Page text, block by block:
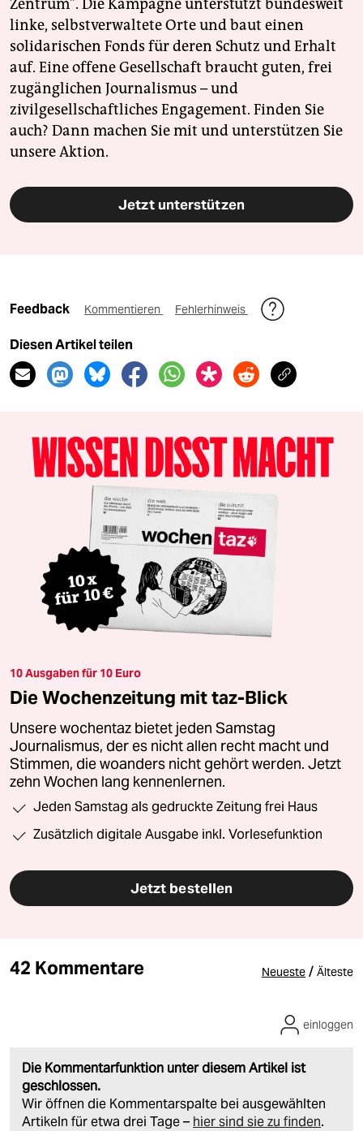
Zentrum". Die Kampagne unterstützt bundesweit
linke, selbstverwaltete Orte und baut einen
solidarischen Fonds für deren Schutz und Erhalt
auf. Eine offene Gesellschaft braucht guten, frei
zugänglichen Journalismus – und
zivilgesellschaftliches Engagement. Finden Sie
auch? Dann machen Sie mit und unterstützen Sie
unsere Aktion.
Jetzt unterstützen
Feedback Kommentieren Fehlerhinweis
Diesen Artikel teilen
10 Ausgaben für 10 Euro
Die Wochenzeitung mit taz-Blick
Unsere wochentaz bietet jeden Samstag
Journalismus, der es nicht allen recht macht und
Stimmen, die woanders nicht gehört werden. Jetzt
zehn Wochen lang kennenlernen.
Jeden Samstag als gedruckte Zeitung frei Haus
Zusätzlich digitale Ausgabe inkl. Vorlesefunktion
Jetzt bestellen
42 Kommentare Neueste / Älteste
Die Kommentarfunktion unter diesem Artikel ist
geschlossen.
Wir öffnen die Kommentarspalte bei ausgewählten
Artikeln für etwa drei Tage – hier sind sie zu finden.
einloggen